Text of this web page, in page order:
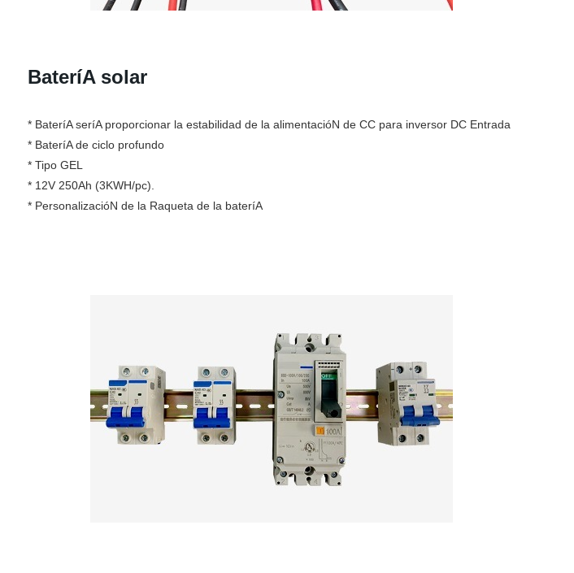
BateríA solar
* BateríA seríA proporcionar la estabilidad de la alimentacióN de CC para inversor DC Entrada
* BateríA de ciclo profundo
* Tipo GEL
* 12V 250Ah (3KWH/pc).
* PersonalizacióN de la Raqueta de la bateríA